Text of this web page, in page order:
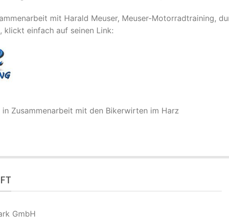
mit Harald Meuser, Meuser-Motorradtraining,
klickt einfach auf seinen Link:
Zusammenarbeit mit den Bikerwirten im Harz
GmbH